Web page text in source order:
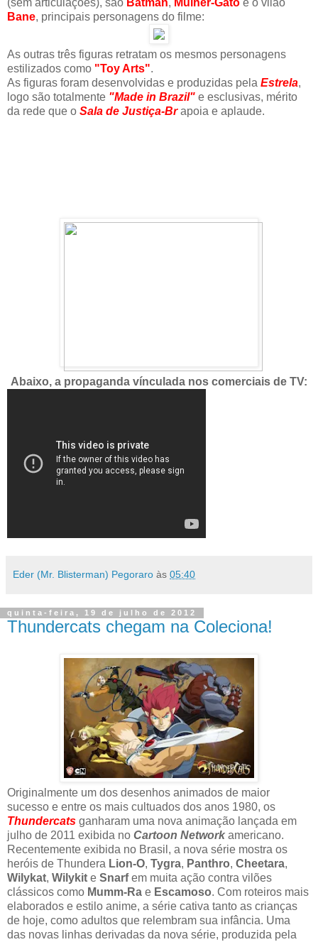
(sem articulações), são Batman, Mulher-Gato e o vilão
Bane, principais personagens do filme:
As outras três figuras retratam os mesmos personagens
estilizados como "Toy Arts".
As figuras foram desenvolvidas e produzidas pela Estrela,
logo são totalmente "Made in Brazil" e esclusivas, mérito
da rede que o Sala de Justiça-Brapoia e aplaude.
Abaixo, a propaganda vínculada nos comerciais de TV:
Eder (Mr. Blisterman) Pegoraro às 05:40
quinta-feira, 19 de julho de 2012
Thundercats chegam na Coleciona!
Originalmente um dos desenhos animados de maior
sucesso e entre os mais cultuados dos anos 1980, os
Thundercats ganharam uma nova animação lançada em
julho de 2011 exibida no Cartoon Network americano.
Recentemente exibida no Brasil, a nova série mostra os
heróis de Thundera Lion-O, Tygra, Panthro, Cheetara,
Wilykat, Wilykit e Snarfem muita ação contra vilões
clássicos como Mumm-Ra e Escamoso. Com roteiros mais
elaborados e estilo anime, a série cativa tanto as crianças
de hoje, como adultos que relembram sua infância. Uma
das novas linhas derivadas da nova série, produzida pela